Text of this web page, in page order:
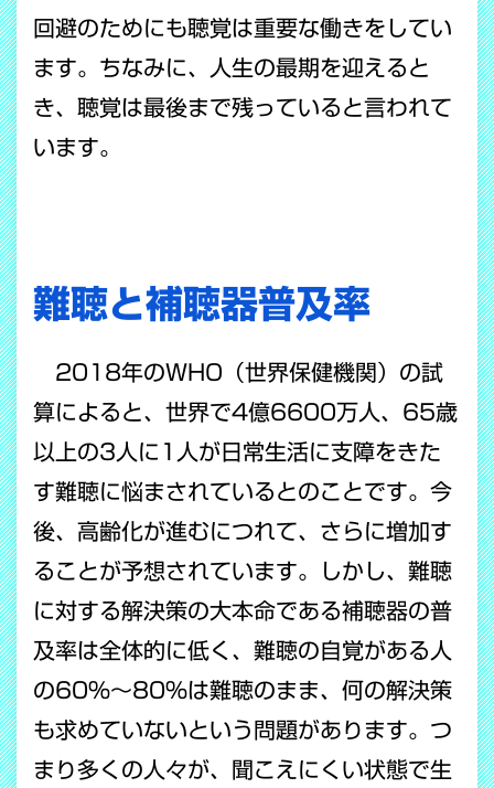
回避のためにも聴覚は重要な働きをしてい
ます。ちなみに、人生の最期を迎えると
き、聴覚は最後まで残っていると言われて
います。
難聴と補聴器普及率
2018年のWHO（世界保健機関）の試
算によると、世界で4億6600万人、65歳
以上の3人に1人が日常生活に支障をきた
す難聴に悩まされているとのことです。今
後、高齢化が進むにつれて、さらに増加す
ることが予想されています。しかし、難聴
に対する解決策の大本命である補聴器の普
及率は全体的に低く、難聴の自覚がある人
の60％～80％は難聴のまま、何の解決策
も求めていないという問題があります。つ
まり多くの人々が、聞こえにくい状態で生